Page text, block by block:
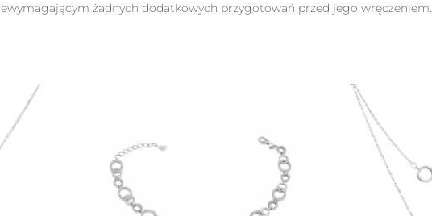
żadnych dodatkowych przygotowań przed jego wręczeniem.